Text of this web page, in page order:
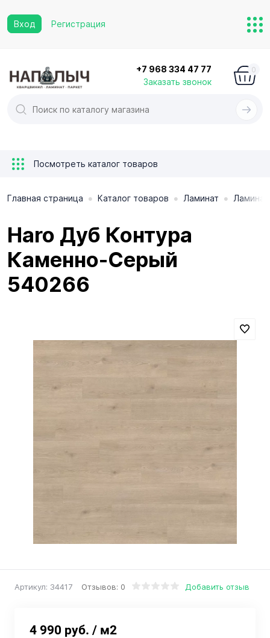
Вход Регистрация
+7 968 334 47 77
Заказать звонок
0
Посмотреть каталог товаров
Главная страница • Каталог товаров • Ламинат •
Haro Дуб Контура
Каменно-Серый
540266
Отзывов: 0 Добавить отзыв
Артикул: 34417
4 990 руб. / м2